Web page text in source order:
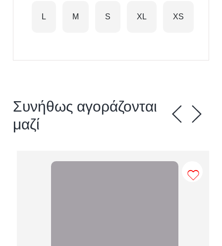
L M S XL XS
Συνήθως αγοράζονται
μαζί